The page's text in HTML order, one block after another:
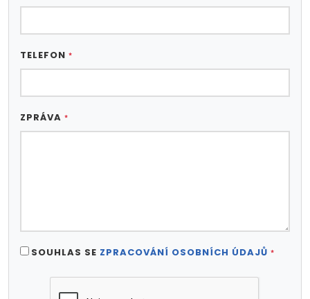
TELEFON *
ZPRÁVA *
SOUHLAS SE ZPRACOVÁNÍ OSOBNÍCH ÚDAJŮ *